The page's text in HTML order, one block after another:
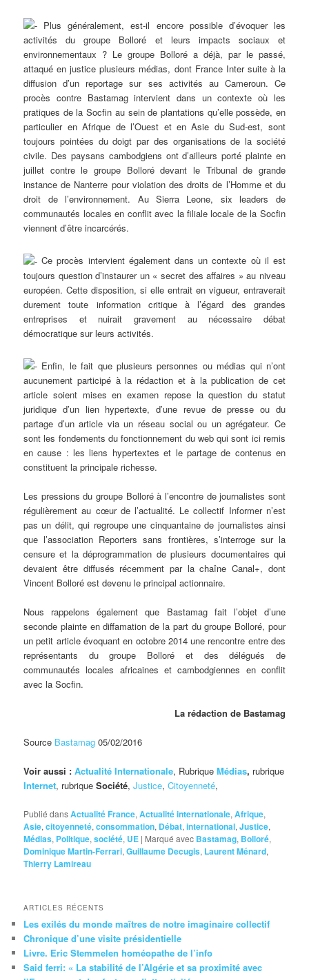
Plus généralement, est-il encore possible d’évoquer les
activités du groupe Bolloré et leurs impacts sociaux et
environnementaux ? Le groupe Bolloré a déjà, par le passé,
attaqué en justice plusieurs médias, dont France Inter suite à la
diffusion d’un reportage sur ses activités au Cameroun. Ce
procès contre Bastamag intervient dans un contexte où les
pratiques de la Socfin au sein de plantations qu’elle possède, en
particulier en Afrique de l’Ouest et en Asie du Sud-est, sont
toujours pointées du doigt par des organisations de la société
civile. Des paysans cambodgiens ont d’ailleurs porté plainte en
juillet contre le groupe Bolloré devant le Tribunal de grande
instance de Nanterre pour violation des droits de l’Homme et du
droit de l’environnement. Au Sierra Leone, six leaders de
communautés locales en conflit avec la filiale locale de la Socfin
viennent d’être incarcérés.
Ce procès intervient également dans un contexte où il est
toujours question d’instaurer un « secret des affaires » au niveau
européen. Cette disposition, si elle entrait en vigueur, entraverait
durement toute information critique à l’égard des grandes
entreprises et nuirait gravement au nécessaire débat
démocratique sur leurs activités.
Enfin, le fait que plusieurs personnes ou médias qui n’ont
aucunement participé à la rédaction et à la publication de cet
article soient mises en examen repose la question du statut
juridique d’un lien hypertexte, d’une revue de presse ou du
partage d’un article via un réseau social ou un agrégateur. Ce
sont les fondements du fonctionnement du web qui sont ici remis
en cause : les liens hypertextes et le partage de contenus en
constituent la principale richesse.
Les pressions du groupe Bolloré à l’encontre de journalistes sont
régulièrement au cœur de l’actualité. Le collectif Informer n’est
pas un délit, qui regroupe une cinquantaine de journalistes ainsi
que l’association Reporters sans frontières, s’interroge sur la
censure et la déprogrammation de plusieurs documentaires qui
devaient être diffusés récemment par la chaîne Canal+, dont
Vincent Bolloré est devenu le principal actionnaire.
Nous rappelons également que Bastamag fait l’objet d’une
seconde plainte en diffamation de la part du groupe Bolloré, pour
un petit article évoquant en octobre 2014 une rencontre entre des
représentants du groupe Bolloré et des délégués de
communautés locales africaines et cambodgiennes en conflit
avec la Socfin.
La rédaction de Bastamag
Source Bastamag 05/02/2016
Voir aussi : Actualité Internationale, RubriqueMédias, rubrique
Internet, rubriqueSociété,Justice,Citoyenneté,
Publié dansActualité France,Actualité internationale,Afrique,
Asie,citoyenneté,consommation, Débat,international,Justice,
Médias, Politique,société, UE | Marqué avec Bastamag, Bolloré,
Dominique Martin-Ferrari,Guillaume Decugis, Laurent Ménard,
Thierry Lamireau
ARTICLES RÉCENTS
Les exilés du monde maîtres de notre imaginaire collectif
Chronique d’une visite présidentielle
Livre. Eric Stemmelen homéopathe de l’info
Said ferri: « La stabilité de l’Algérie et sa proximité avec